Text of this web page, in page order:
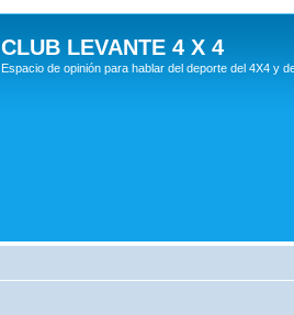
CLUB LEVANTE 4 X 4
Espacio de opinión para hablar del deporte del 4X4 y